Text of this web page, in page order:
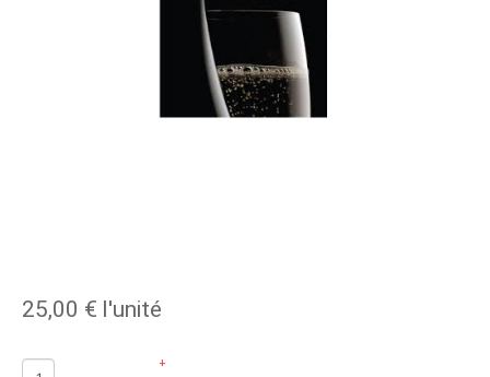
25,00 € l'unité
+